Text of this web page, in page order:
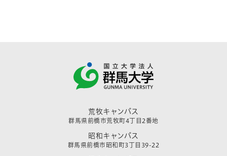
荒牧キャンパス
群馬県前橋市荒牧町4丁目2番地
昭和キャンパス
群馬県前橋市昭和町3丁目39-22